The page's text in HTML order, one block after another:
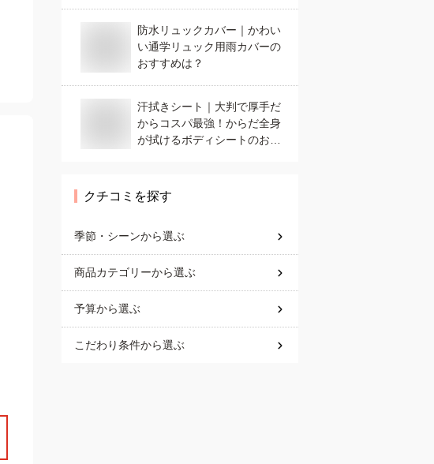
防水リュックカバー｜かわい
い通学リュック用雨カバーの
おすすめは？
汗拭きシート｜大判で厚手だ
からコスパ最強！からだ全身
が拭けるボディシートのおす
クチコミを探す
季節・シーンから選ぶ
商品カテゴリーから選ぶ
予算から選ぶ
こだわり条件から選ぶ